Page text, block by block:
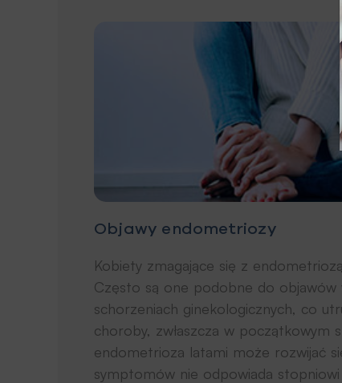
Objawy endometriozy
Kobiety zmagające się z
Często są one podobne do objawów
schorzeniach ginekologicznych, co
choroby, zwłaszcza w początkowym
endometrioza latami może rozwijać
symptomów nie odpowiada stopniowi